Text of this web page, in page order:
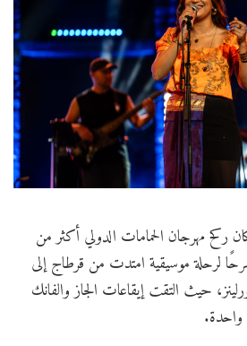
12 أوت 2025، كان ركح مهرجان الحمامات الدولي أكثر من
لرحلة موسيقية امتدت من قرطاج إلى
حيث التقت إيقاعات الجاز والفانك